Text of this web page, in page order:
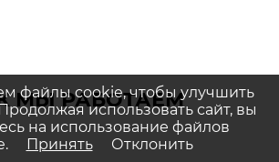
МЫ РАБОТАЕМ
файлы cookie, чтобы улучшить
использовать сайт, вы
на использование файлов
Принять Отклонить